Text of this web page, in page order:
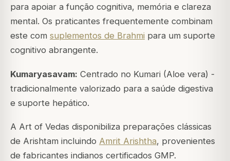
para apoiar a função cognitiva, memória e clareza
mental. Os praticantes frequentemente combinam
este com suplementos de Brahmi para um suporte
cognitivo abrangente.
Kumaryasavam: Centrado no Kumari (Aloe vera) -
tradicionalmente valorizado para a saúde digestiva
e suporte hepático.
A Art of Vedas disponibiliza preparações clássicas
de Arishtam incluindo Amrit Arishtha, provenientes
de fabricantes indianos certificados GMP.